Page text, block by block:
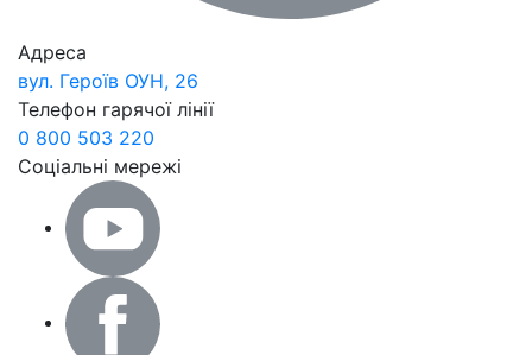
Адреса
вул. Героїв ОУН, 26
Телефон гарячої лінії
0 800 503 220
Соціальні мережі